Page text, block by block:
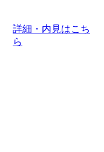
詳細・内見はこち
ら